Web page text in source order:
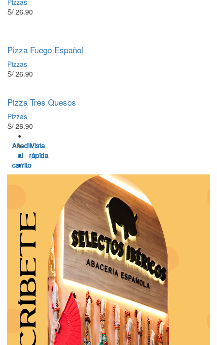
Añadir
al
carrito
Vista
rápida
Añadir
al
carrito
Vista
rápida
Añadir
al
carrito
Vista
rápida
Añadir
al
carrito
Vista
rápida
Añadir
al
carrito
Vista
rápida
Añadir
al
carrito
Vista
rápida
Pizzas
S/ 26.90
Añadir
al
carrito
Vista
rápida
Pizza Fuego Español
Pizzas
S/ 26.90
Añadir
al
carrito
Vista
rápida
Pizza Tres Quesos
Pizzas
S/ 26.90